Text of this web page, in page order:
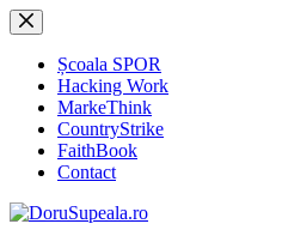
Sari
la
conținutȘcoala SPOR
Hacking Work
MarkeThink
CountryStrike
FaithBook
Contact